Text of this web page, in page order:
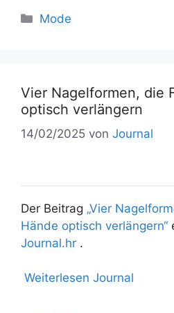
Mode
Vier Nagelformen, die
optisch verlängern
14/02/2025 von Journal
Der Beitrag „Vier
Hände optisch verlängern“
Journal.hr .
Weiterlesen Journal